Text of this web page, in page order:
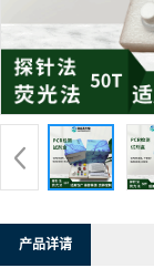
产品详请